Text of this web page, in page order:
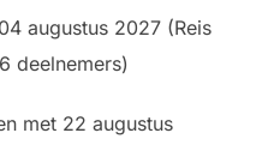
augustus 2027 (Reis
deelnemers)
met 22 augustus